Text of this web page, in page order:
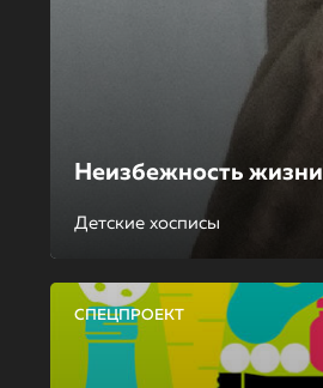
Неизбежность жизни
Детские хосписы
СПЕЦПРОЕКТ